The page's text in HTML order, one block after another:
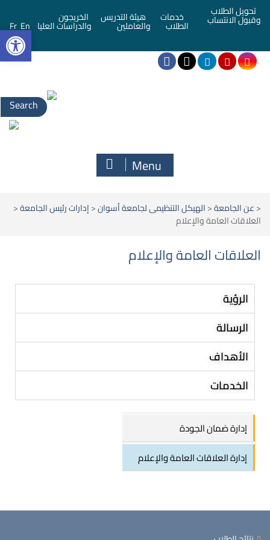
تحويل الطلاب
وقبول الانتساب خدمات
الطلاب
هيئة التدريس
والعاملين
الخريجون
والدراسات العليا En
Fr
Menu
<عن الجامعة<الهيكل التنظيمى لجامعة أسوان<إدارات رئيس الجامعة<
العلاقات العامة والإعلام
العلاقات العامة والإعلام
الرؤية
الرسالة
الأهداف
الخدمات
إدارة ضمان الجودة
إدارة العلاقات العامة والإعلام